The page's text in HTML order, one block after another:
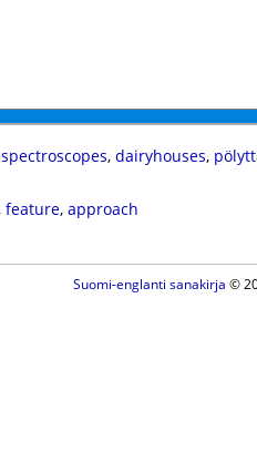
, dairyhouses,
feature, approach
Suomi-englanti sanakirja ©